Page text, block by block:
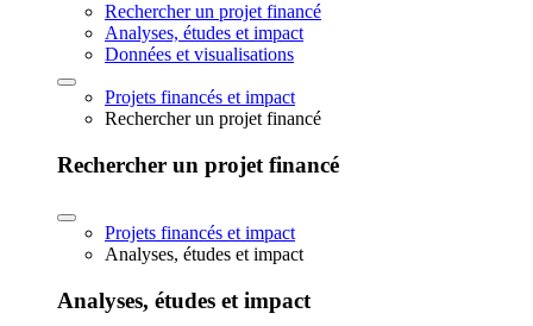
Rechercher un projet financé
Analyses, études et impact
Données et visualisations
Projets financés et impact
Rechercher un projet financé
Rechercher un projet financé
Projets financés et impact
Analyses, études et impact
Analyses, études et impact